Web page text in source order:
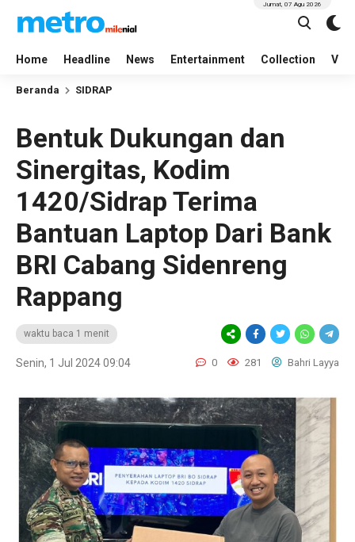
Home Headline News Entertainment Collection
Jumat, 07 Agu 2026
Beranda SIDRAP
Bentuk Dukungan dan
Sinergitas, Kodim
1420/Sidrap Terima
Bantuan Laptop Dari Bank
BRI Cabang Sidenreng
Rappang
waktu baca 1 menit
Senin, 1 Jul 2024 09:04 0 281 Bahri Layya